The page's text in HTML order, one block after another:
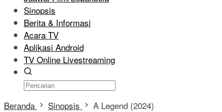
Sinopsis
Berita & Informasi
Acara TV
Aplikasi Android
TV Online Livestreaming
Beranda Sinopsis A Legend (2024)